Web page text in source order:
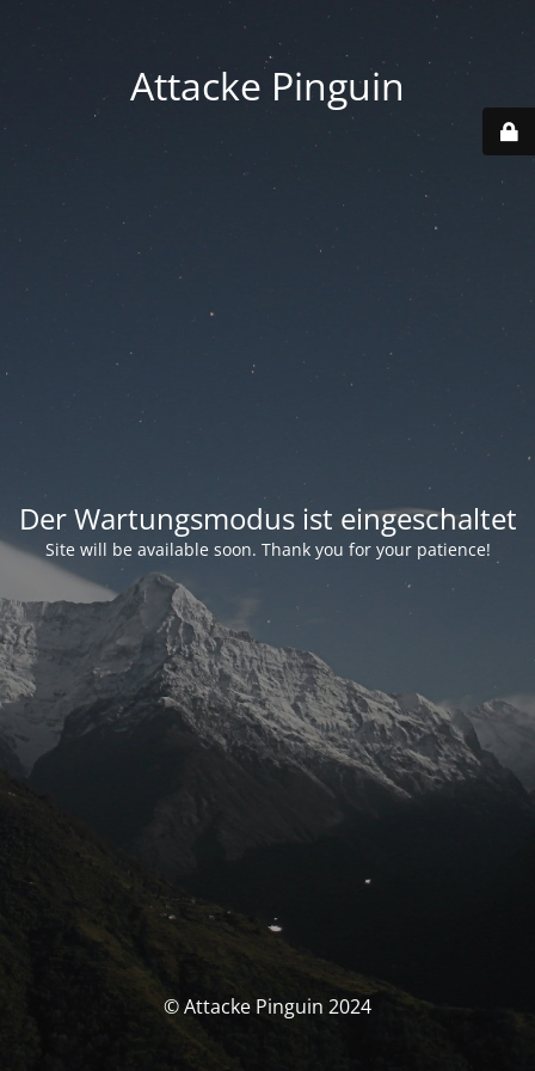
Attacke Pinguin
Der Wartungsmodus ist eingeschaltet
Site will be available soon. Thank you for your patience!
© Attacke Pinguin 2024